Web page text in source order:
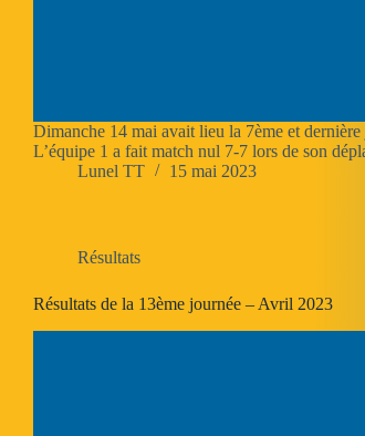
Dimanche 14 mai avait lieu la 7ème et
L’équipe 1 a fait match nul 7-7 lors de son
Lunel TT
15 mai 2023
Résultats
Résultats de la 13ème journée – Avril 2023